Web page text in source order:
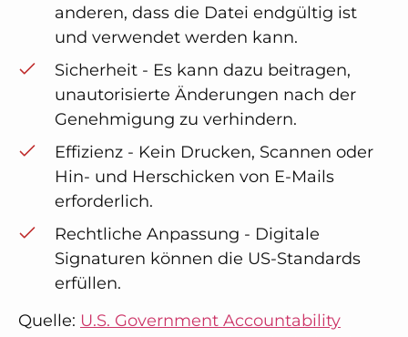
anderen, dass die Datei endgültig ist
und verwendet werden kann.
Sicherheit - Es kann dazu beitragen,
unautorisierte Änderungen nach der
Genehmigung zu verhindern.
Effizienz - Kein Drucken, Scannen oder
Hin- und Herschicken von E-Mails
erforderlich.
Rechtliche Anpassung - Digitale
Signaturen können die US-Standards
erfüllen.
Quelle: U.S. Government Accountability